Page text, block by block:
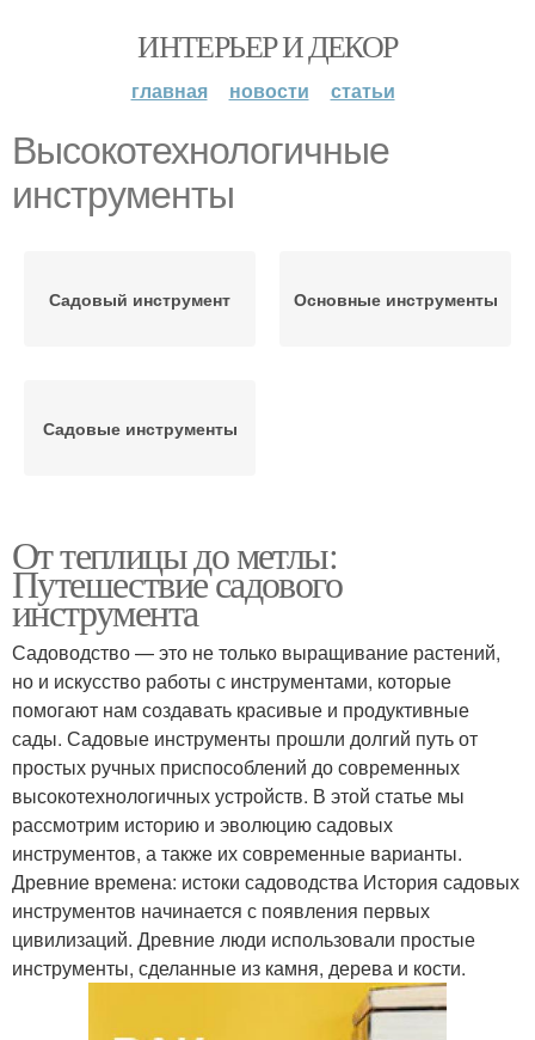
ИНТЕРЬЕР И ДЕКОР
главная новости статьи
Высокотехнологичные
инструменты
Садовый инструмент Основные инструменты
Садовые инструменты
От теплицы до метлы:
Путешествие садового
инструмента
Садоводство — это не только выращивание растений,
но и искусство работы с инструментами, которые
помогают нам создавать красивые и продуктивные
сады. Садовые инструменты прошли долгий путь от
простых ручных приспособлений до современных
высокотехнологичных устройств. В этой статье мы
рассмотрим историю и эволюцию садовых
инструментов, а также их современные варианты.
Древние времена: истоки садоводства История садовых
инструментов начинается с появления первых
цивилизаций. Древние люди использовали простые
инструменты, сделанные из камня, дерева и кости.